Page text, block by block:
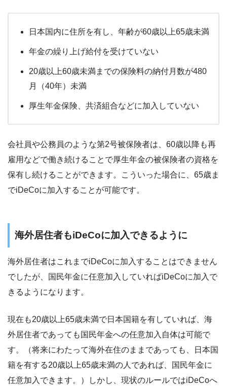
日本国内に住所を有し、年齢が60歳以上65歳未満
年金の繰り上げ給付を受けていない
20歳以上60歳未満までの保険料の納付月数が480
月（40年）未満
厚生年金保険、共済組合などに加入していない
会社員や公務員のような第2号被保険者は、60歳以降も再
雇用などで働き続けることで厚生年金の被保険者の資格を
保有し続けることができます。こういった場合に、65歳ま
でiDeCoに加入することが可能です。
海外居住者もiDeCoに加入できるように
海外居住者はこれまでiDeCoに加入することはできません
でしたが、国民年金に任意加入していればiDeCoに加入で
きるようになります。
現在も20歳以上65歳未満で日本国籍を有していれば、海
外居住者であっても国民年金への任意加入自体は可能で
す。（将来にわたって海外在住のままであっても、日本国
籍を有する20歳以上65歳未満の人であれば、国民年金に
任意加入できます。）しかし、現状のルールではiDeCoへ